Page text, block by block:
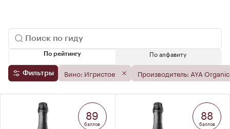
Фильтры Вино: Игристое Производитель: AYA
По рейтингу По алфавиту
89
баллов
88
баллов